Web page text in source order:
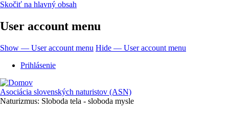
Skočiť na hlavný obsah
User account menu
Show — User account menu Hide — User account menu
Prihlásenie
Asociácia slovenských naturistov (ASN)
Naturizmus: Sloboda tela - sloboda mysle